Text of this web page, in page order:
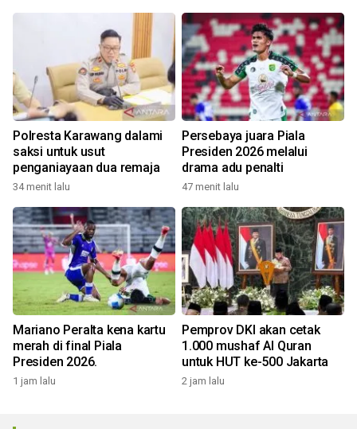
Polresta Karawang dalami
saksi untuk usut
penganiayaan dua remaja
34 menit lalu
Persebaya juara Piala
Presiden 2026 melalui
drama adu penalti
47 menit lalu
Mariano Peralta kena kartu
merah di final Piala
Presiden 2026.
1 jam lalu
Pemprov DKI akan cetak
1.000 mushaf Al Quran
untuk HUT ke-500 Jakarta
2 jam lalu